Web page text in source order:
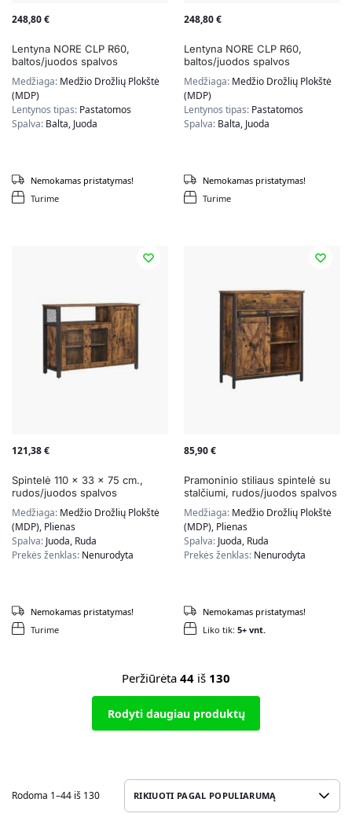
248,80€
Lentyna NORE CLP R60,
baltos/juodos spalvos
Medžiaga: Medžio Drožlių Plokštė
(MDP)
Lentynos tipas: Pastatomos
Spalva: Balta, Juoda
Turime
Nemokamas pristatymas!
248,80€
Lentyna NORE CLP R60,
baltos/juodos spalvos
Medžiaga: Medžio Drožlių Plokštė
(MDP)
Lentynos tipas: Pastatomos
Spalva: Balta, Juoda
Turime
Nemokamas pristatymas!
121,38€
Spintelė 110 x 33 x 75 cm.,
rudos/juodos spalvos
Medžiaga: Medžio Drožlių Plokštė
(MDP), Plienas
Spalva: Juoda, Ruda
Prekės ženklas: Nenurodyta
Turime
Nemokamas pristatymas!
85,90€
Pramoninio stiliaus spintelė su
stalčiumi, rudos/juodos spalvos
Medžiaga: Medžio Drožlių Plokštė
(MDP), Plienas
Spalva: Juoda, Ruda
Prekės ženklas: Nenurodyta
Liko tik: 5+ vnt.
Nemokamas pristatymas!
Peržiūrėta 44 iš 130
Rodyti daugiau produktų
Rodoma 1–44 iš 130